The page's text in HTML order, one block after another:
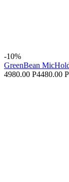
-10%
GreenBean
4980.00 Р4480.00 Р